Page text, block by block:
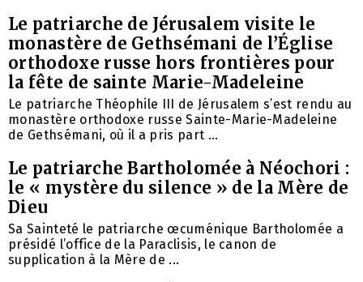
Le patriarche de Jérusalem visite le
monastère de Gethsémani de l’Église
orthodoxe russe hors frontières pour
la fête de sainte Marie-Madeleine
Le patriarche Théophile III de Jérusalem s’est rendu au
monastère orthodoxe russe Sainte-Marie-Madeleine
de Gethsémani, où il a pris part ...
Le patriarche Bartholomée à Néochori :
le « mystère du silence » de la Mère de
Dieu
Sa Sainteté le patriarche œcuménique Bartholomée a
présidé l’office de la Paraclisis, le canon de
supplication à la Mère de ...